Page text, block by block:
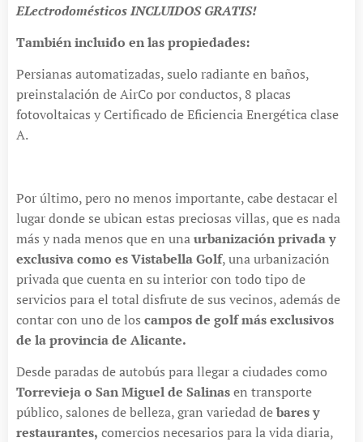
ELectrodomésticos INCLUIDOS GRATIS!
También incluido en las propiedades:
Persianas automatizadas, suelo radiante en baños,
preinstalación de AirCo por conductos, 8 placas
fotovoltaicas y Certificado de Eficiencia Energética clase
A.
Por último, pero no menos importante, cabe destacar el
lugar donde se ubican estas preciosas villas, que es nada
más y nada menos que en unaurbanización privada y
exclusiva como es Vistabella Golf, una urbanización
privada que cuenta en su interior con todo tipo de
servicios para el total disfrute de sus vecinos, además de
contar con uno de los campos de golf más exclusivos
de la provincia de Alicante.
Desde paradas de autobús para llegar a ciudades como
Torrevieja o San Miguel de Salinasen transporte
público, salones de belleza, gran variedad debares y
restaurantes, comercios necesarios para la vida diaria,